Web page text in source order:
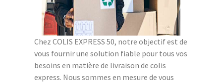
Chez COLIS EXPRESS 50, notre objectif est de
vous fournir une solution fiable pour tous vos
besoins en matière de livraison de colis
express. Nous sommes en mesure de vous